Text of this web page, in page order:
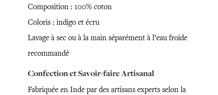
Composition : 100% coton
Coloris : indigo et écru
Lavage à sec ou à la main séparément à l’eau froide
recommandé
Confection et Savoir-faire Artisanal
Fabriquée en Inde par des artisans experts selon la